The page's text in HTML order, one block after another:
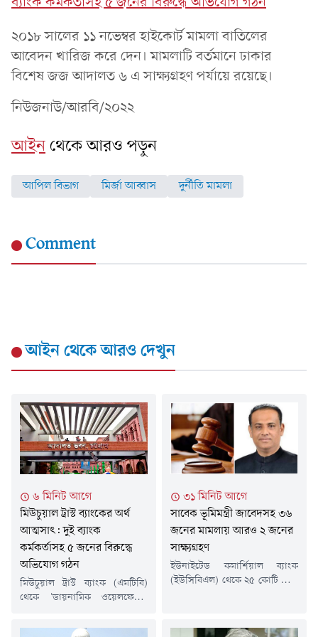
২০১৮ সালের ১১ নভেম্বর হাইকোর্ট মামলা বাতিলের
আবেদন খারিজ করে দেন। মামলাটি বর্তমানে ঢাকার
বিশেষ জজ আদালত ৬ এ সাক্ষ্যগ্রহণ পর্যায়ে রয়েছে।
নিউজনাউ/আরবি/২০২২
আইনথেকে আরও পড়ুন
আপিল বিভাগ মির্জা আব্বাস দুর্নীতি মামলা
Comment
আইনথেকে আরও দেখুন
৬ মিনিট আগে
মিউচুয়াল ট্রাস্ট ব্যাংকের অর্থ
আত্মসাৎ: দুই ব্যাংক
কর্মকর্তাসহ ৫ জনের বিরুদ্ধে
অভিযোগ গঠন
মিউচুয়াল ট্রাস্ট ব্যাংক (এমটিবি)
থেকে 'ডায়নামিক ওয়েলফেয়ার
নামে দুই কোটি টাকা ঋণ নিয়ে তার
৩১ মিনিট আগে
সাবেক ভূমিমন্ত্রী জাবেদসহ ৩৬
জনের মামলায় আরও ২ জনের
সাক্ষ্যগ্রহণ
ইউনাইটেড কমার্শিয়াল ব্যাংক
(ইউসিবিএল) থেকে ২৫ কোটি টাকা